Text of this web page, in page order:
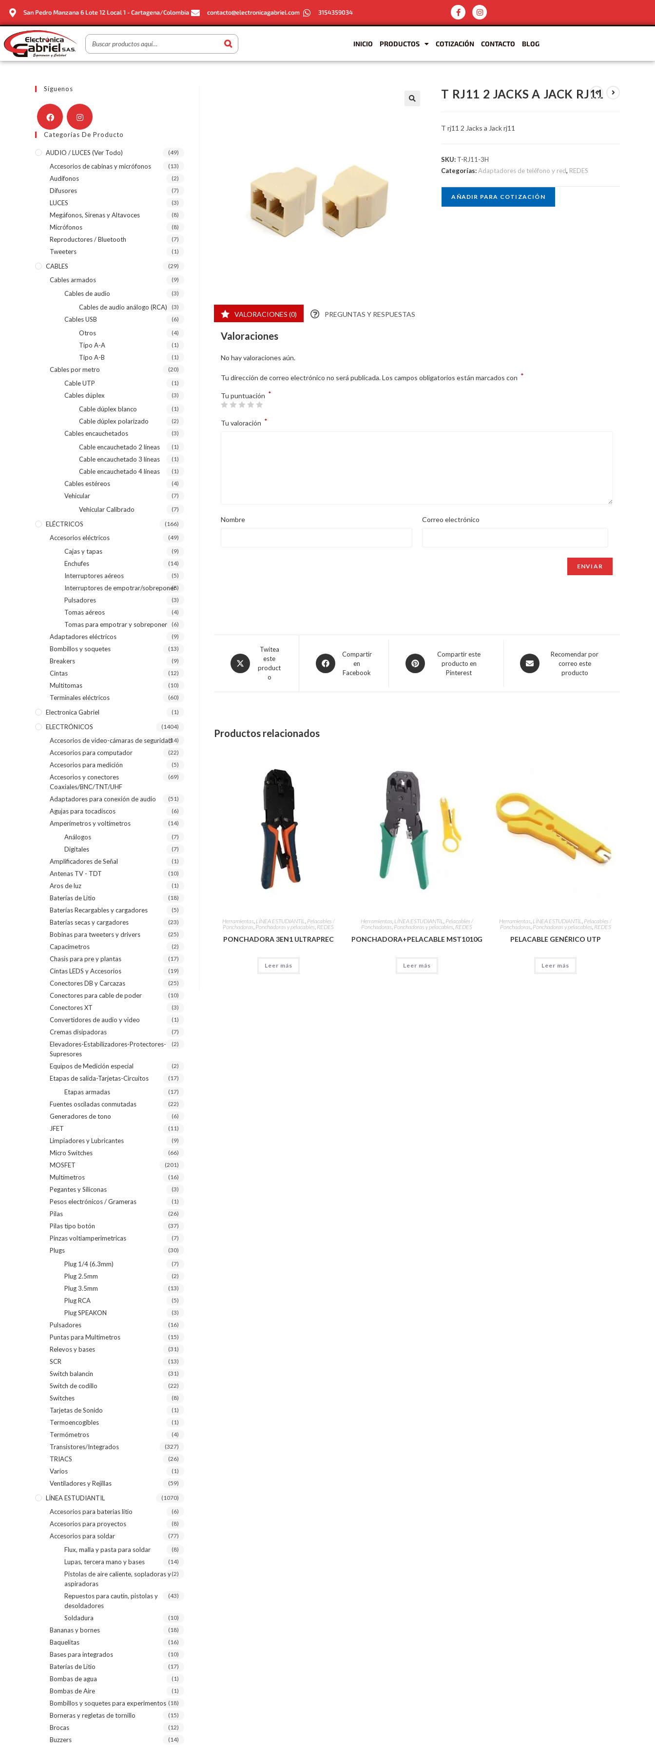
San Pedro Manzana 6 Lote 12 Local 1 - Cartagena/Colombia contacto@electronicagabriel.com 3154359034
INICIO PRODUCTOS COTIZACIÓN CONTACTO BLOG
T RJ11 2 JACKS A JACK RJ11
T rj11 2 Jacks a Jack rj11
SKU: T-RJ11-3H
Categorías:Adaptadores de teléfono y red, REDES
AÑADIR PARA COTIZACIÓN
VALORACIONES (0) PREGUNTAS Y RESPUESTAS
Valoraciones
No hay valoraciones aún.
Tu dirección de correo electrónico no será publicada.Los campos obligatorios están marcados con *
Tu puntuación *
Tu valoración *
Nombre Correo electrónico
Twitea
este
product
o
Compartir
en
Facebook
Compartir este
producto en
Pinterest
Recomendar por
correo este
producto
Productos relacionados
Herramientas, LÍNEA ESTUDIANTIL, Pelacables /
Ponchadoras, Ponchadoras y pelacables, REDES
PONCHADORA 3EN1 ULTRAPREC
Leer más
Herramientas, LÍNEA ESTUDIANTIL, Pelacables /
Ponchadoras, Ponchadoras y pelacables, REDES
PONCHADORA+PELACABLE MST1010G
Leer más
Herramientas, LÍNEA ESTUDIANTIL, Pelacables /
Ponchadoras, Ponchadoras y pelacables, REDES
PELACABLE GENÉRICO UTP
Leer más
Síguenos
Categorías De Producto
AUDIO / LUCES (ver Todo) (49)
Accesorios de cabinas y micrófonos (13)
Audífonos (2)
Difusores (7)
LUCES (3)
Megáfonos, Sirenas y Altavoces (8)
Micrófonos (8)
Reproductores / Bluetooth (7)
Tweeters (1)
CABLES (29)
Cables armados (9)
Cables de audio (3)
Cables de audio análogo (RCA) (3)
Cables USB (6)
Otros (4)
Tipo A-A (1)
Tipo A-B (1)
Cables por metro (20)
Cable UTP (1)
Cables dúplex (3)
Cable dúplex blanco (1)
Cable dúplex polarizado (2)
Cables encauchetados (3)
Cable encauchetado 2 líneas (1)
Cable encauchetado 3 líneas (1)
Cable encauchetado 4 líneas (1)
Cables estéreos (4)
Vehicular (7)
Vehicular Calibrado (7)
ELÉCTRICOS (166)
Accesorios eléctricos (49)
Cajas y tapas (9)
Enchufes (14)
Interruptores aéreos (5)
Interruptores de empotrar/sobreponer(8)
Pulsadores (3)
Tomas aéreos (4)
Tomas para empotrar y sobreponer (6)
Adaptadores eléctricos (9)
Bombillos y soquetes (13)
Breakers (9)
Cintas (12)
Multitomas (10)
Terminales eléctricos (60)
Electronica Gabriel (1)
ELECTRÓNICOS (1404)
Accesorios de video-cámaras de seguridad(14)
Accesorios para computador (22)
Accesorios para medición (5)
Accesorios y conectores
Coaxiales/BNC/TNT/UHF
(69)
Adaptadores para conexión de audio (51)
Agujas para tocadiscos (6)
Amperímetros y voltímetros (14)
Análogos (7)
Digitales (7)
Amplificadores de Señal (1)
Antenas TV - TDT (10)
Aros de luz (1)
Baterías de Litio (18)
Baterías Recargables y cargadores (5)
Baterías secas y cargadores (23)
Bobinas para tweeters y drivers (25)
Capacímetros (2)
Chasis para pre y plantas (17)
Cintas LEDS y Accesorios (19)
Conectores DB y Carcazas (25)
Conectores para cable de poder (10)
Conectores XT (3)
Convertidores de audio y video (1)
Cremas disipadoras (7)
Elevadores-Estabilizadores-Protectores-
Supresores
(2)
Equipos de Medición especial (2)
Etapas de salida-Tarjetas-Circuitos (17)
Etapas armadas (17)
Fuentes osciladas conmutadas (22)
Generadores de tono (6)
JFET (11)
Limpiadores y Lubricantes (9)
Micro Switches (66)
MOSFET (201)
Multímetros (16)
Pegantes y Siliconas (3)
Pesos electrónicos / Grameras (1)
Pilas (26)
Pilas tipo botón (37)
Pinzas voltiamperimetricas (7)
Plugs (30)
Plug 1/4 (6.3mm) (7)
Plug 2.5mm (2)
Plug 3.5mm (13)
Plug RCA (5)
Plug SPEAKON (3)
Pulsadores (16)
Puntas para Multímetros (15)
Relevos y bases (31)
SCR (13)
Switch balancin (31)
Switch de codillo (22)
Switches (8)
Tarjetas de Sonido (1)
Termoencogibles (1)
Termómetros (4)
Transistores/Integrados (327)
TRIACS (26)
Varios (1)
Ventiladores y Rejillas (59)
LÍNEA ESTUDIANTIL (1070)
Accesorios para baterias litio (6)
Accesorios para proyectos (8)
Accesorios para soldar (77)
Flux, malla y pasta para soldar (8)
Lupas, tercera mano y bases (14)
Pistolas de aire caliente, sopladoras y
aspiradoras
(2)
Repuestos para cautín, pistolas y
desoldadores
(43)
Soldadura (10)
Bananas y bornes (18)
Baquelitas (16)
Bases para integrados (10)
Baterías de Litio (17)
Bombas de agua (1)
Bombas de Aire (1)
Bombillos y soquetes para experimentos (18)
Borneras y regletas de tornillo (15)
Brocas (12)
Buzzers (14)